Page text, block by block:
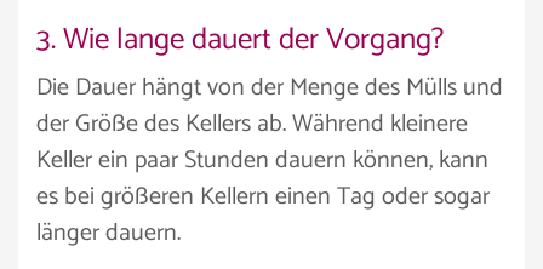
3. Wie lange dauert der Vorgang?
Die Dauer hängt von der Menge des Mülls und
der Größe des Kellers ab. Während kleinere
Keller ein paar Stunden dauern können, kann
es bei größeren Kellern einen Tag oder sogar
länger dauern.